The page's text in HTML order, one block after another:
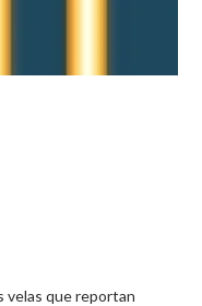
velas que reportan